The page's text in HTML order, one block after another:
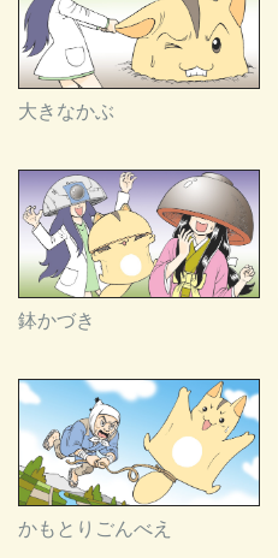
大きなかぶ
鉢かづき
かもとりごんべえ